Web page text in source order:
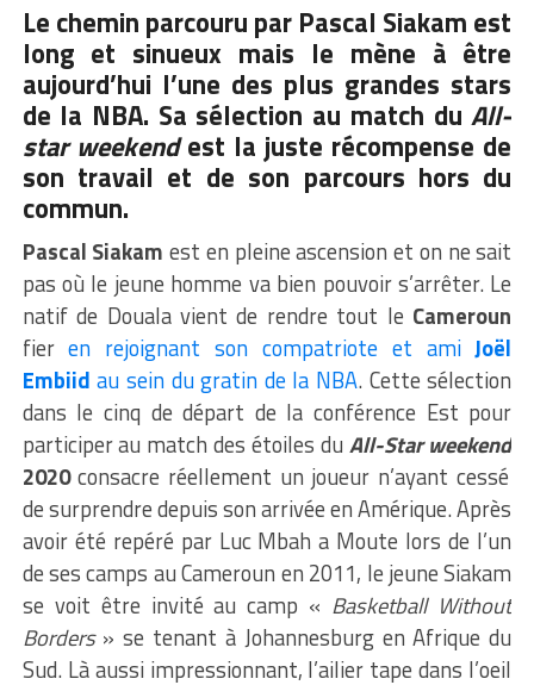
Le chemin parcouru par Pascal Siakam est
long et sinueux mais le mène à être
aujourd’hui l’une des plus grandes stars
de la NBA. Sa sélection au match duAll-
star weekendest la juste récompense de
son travail et de son parcours hors du
commun.
Pascal Siakam est en pleine ascension et on ne sait
pas où le jeune homme va bien pouvoir s’arrêter. Le
natif de Douala vient de rendre tout le Cameroun
fieren rejoignant son compatriote et amiJoël
Embiid au sein du gratin de la NBA. Cette sélection
dans le cinq de départ de la conférence Est pour
participer au match des étoiles du All-Star weekend
2020consacre réellement un joueur n’ayant cessé
de surprendre depuis son arrivée en Amérique. Après
avoir été repéré par Luc Mbah a Moute lors de l’un
de ses camps au Cameroun en 2011, le jeune Siakam
se voit être invité au camp « Basketball Without
Borders» se tenant à Johannesburg en Afrique du
Sud. Là aussi impressionnant, l’ailier tape dans l’oeil